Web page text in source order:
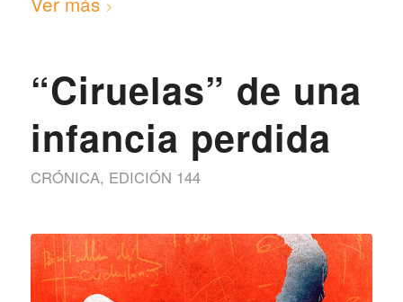
“Ciruelas” de una
infancia perdida
CRÓNICA, EDICIÓN 144